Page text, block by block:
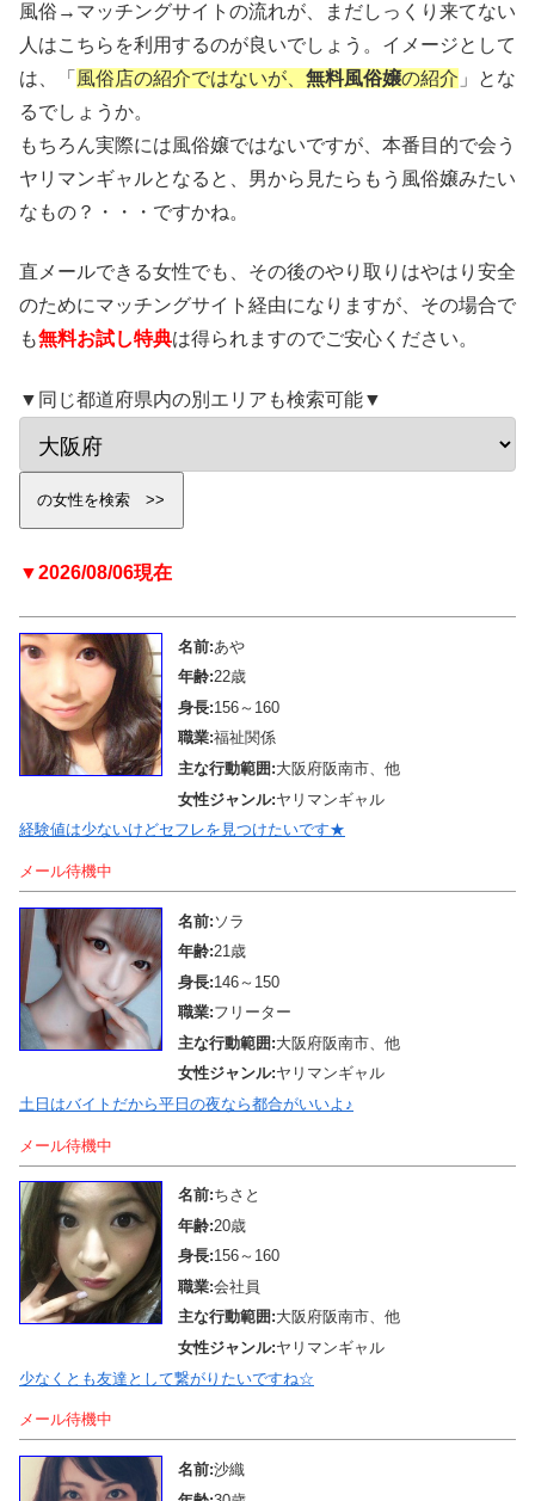
風俗→マッチングサイトの流れが、まだしっくり来てない
人はこちらを利用するのが良いでしょう。イメージとして
は、「 風俗店の紹介ではないが、 無料風俗嬢の紹介 」とな
るでしょうか。
もちろん実際には風俗嬢ではないですが、本番目的で会う
ヤリマンギャルとなると、男から見たらもう風俗嬢みたい
なもの？・・・ですかね。
直メールできる女性でも、その後のやり取りはやはり安全
のためにマッチングサイト経由になりますが、その場合で
も無料お試し特典は得られますのでご安心ください。
▼同じ都道府県内の別エリアも検索可能▼
▼2026/08/06現在
名前:あや
年齢:22歳
身長:156～160
職業:福祉関係
主な行動範囲:大阪府阪南市、他
女性ジャンル:ヤリマンギャル
経験値は少ないけどセフレを見つけたいです★
メール待機中
名前: ソラ
年齢:21歳
身長:146～150
職業:フリーター
主な行動範囲:大阪府阪南市、他
女性ジャンル:ヤリマンギャル
土日はバイトだから平日の夜なら都合がいいよ♪
メール待機中
名前:ちさと
年齢:20歳
身長:156～160
職業:会社員
主な行動範囲:大阪府阪南市、他
女性ジャンル:ヤリマンギャル
少なくとも友達として繋がりたいですね☆
メール待機中
名前:沙織